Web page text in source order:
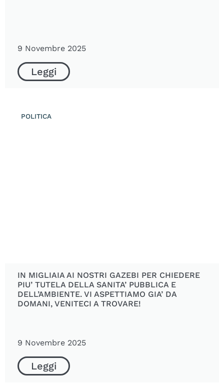
9 Novembre 2025
Leggi
IN MIGLIAIA AI NOSTRI GAZEBI PER CHIEDERE
PIU’ TUTELA DELLA SANITA’ PUBBLICA E
DELL’AMBIENTE. VI ASPETTIAMO GIA’ DA
DOMANI, VENITECI A TROVARE!
9 Novembre 2025
Leggi
POLITICA